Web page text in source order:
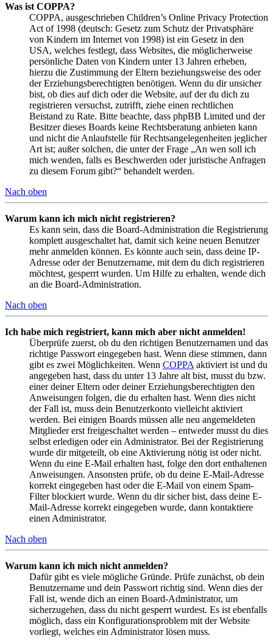
Was ist COPPA?
COPPA, ausgeschrieben Children’s Online Privacy Protection
Act of 1998 (deutsch: Gesetz zum Schutz der Privatsphäre
von Kindern im Internet von 1998) ist ein Gesetz in den
USA, welches festlegt, dass Websites, die möglicherweise
persönliche Daten von Kindern unter 13 Jahren erheben,
hierzu die Zustimmung der Eltern beziehungsweise des oder
der Erziehungsberechtigten benötigen. Wenn du dir unsicher
bist, ob dies auf dich oder die Website, auf der du dich zu
registrieren versuchst, zutrifft, ziehe einen rechtlichen
Beistand zu Rate. Bitte beachte, dass phpBB Limited und der
Besitzer dieses Boards keine Rechtsberatung anbieten kann
und nicht die Anlaufstelle für Rechtsangelegenheiten jeglicher
Art ist; außer solchen, die unter der Frage „An wen soll ich
mich wenden, falls es Beschwerden oder juristische Anfragen
zu diesem Forum gibt?“ behandelt werden.
Nach oben
Warum kann ich mich nicht registrieren?
Es kann sein, dass die Board-Administration die Registrierung
komplett ausgeschaltet hat, damit sich keine neuen Benutzer
mehr anmelden können. Es könnte auch sein, dass deine IP-
Adresse oder der Benutzername, mit dem du dich registrieren
möchtest, gesperrt wurden. Um Hilfe zu erhalten, wende dich
an die Board-Administration.
Nach oben
Ich habe mich registriert, kann mich aber nicht anmelden!
Überprüfe zuerst, ob du den richtigen Benutzernamen und das
richtige Passwort eingegeben hast. Wenn diese stimmen, dann
gibt es zwei Möglichkeiten. Wenn COPPA aktiviert ist und du
angegeben hast, dass du unter 13 Jahre alt bist, musst du bzw.
einer deiner Eltern oder deiner Erziehungsberechtigten den
Anweisungen folgen, die du erhalten hast. Wenn dies nicht
der Fall ist, muss dein Benutzerkonto vielleicht aktiviert
werden. Bei einigen Boards müssen alle neu angemeldeten
Mitglieder erst freigeschaltet werden – entweder musst du dies
selbst erledigen oder ein Administrator. Bei der Registrierung
wurde dir mitgeteilt, ob eine Aktivierung nötig ist oder nicht.
Wenn du eine E-Mail erhalten hast, folge den dort enthaltenen
Anweisungen. Ansonsten prüfe, ob du deine E-Mail-Adresse
korrekt eingegeben hast oder die E-Mail von einem Spam-
Filter blockiert wurde. Wenn du dir sicher bist, dass deine E-
Mail-Adresse korrekt eingegeben wurde, dann kontaktiere
einen Administrator.
Nach oben
Warum kann ich mich nicht anmelden?
Dafür gibt es viele mögliche Gründe. Prüfe zunächst, ob dein
Benutzername und dein Passwort richtig sind. Wenn dies der
Fall ist, wende dich an einen Board-Administrator, um
sicherzugehen, dass du nicht gesperrt wurdest. Es ist ebenfalls
möglich, dass ein Konfigurationsproblem mit der Website
vorliegt, welches ein Administrator lösen muss.